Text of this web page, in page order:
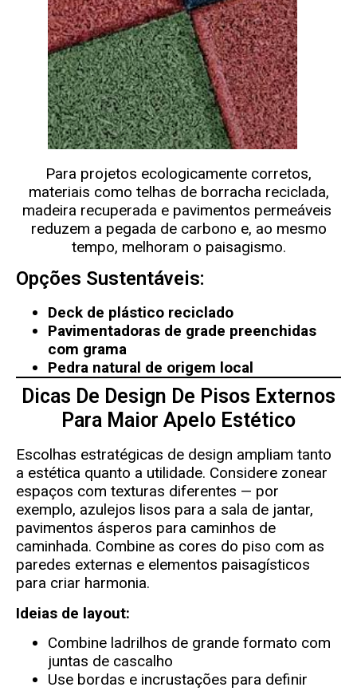
Para projetos ecologicamente corretos,
materiais como telhas de borracha reciclada,
madeira recuperada e pavimentos permeáveis ​​
reduzem a pegada de carbono e, ao mesmo
tempo, melhoram o paisagismo.
Opções Sustentáveis:
Deck de plástico reciclado
Pavimentadoras de grade preenchidas
com grama
Pedra natural de origem local
Dicas De Design De Pisos Externos
Para Maior Apelo Estético
Escolhas estratégicas de design ampliam tanto
a estética quanto a utilidade. Considere zonear
espaços com texturas diferentes — por
exemplo, azulejos lisos para a sala de jantar,
pavimentos ásperos para caminhos de
caminhada. Combine as cores do piso com as
paredes externas e elementos paisagísticos
para criar harmonia.
Ideias de layout:
Combine ladrilhos de grande formato com
juntas de cascalho
Use bordas e incrustações para definir